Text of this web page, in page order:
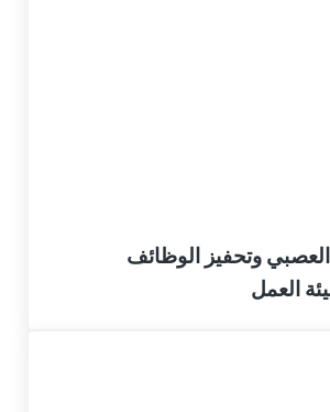
العصبي وتحفيز الوظائف
العمل